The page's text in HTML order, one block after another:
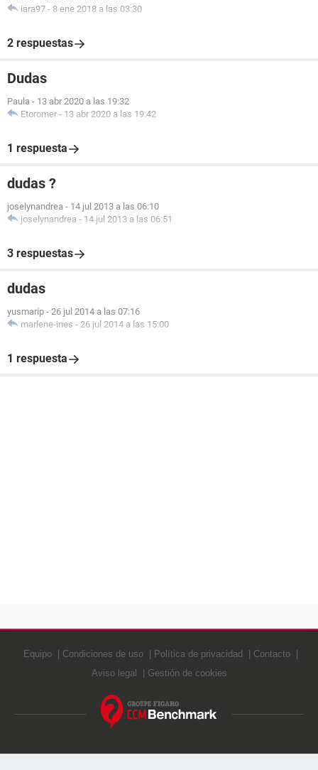
iara97 - 8 ene 2018 a las 03:30
2 respuestas
Dudas
Paula - 13 abr 2020 a las 19:32
Etoromer - 13 abr 2020 a las 19:42
1 respuesta
dudas ?
joselynandrea - 14 jul 2013 a las 06:10
joselynandrea - 14 jul 2013 a las 06:51
3 respuestas
dudas
yusmarip - 26 jul 2014 a las 07:16
marlene-ines - 26 jul 2014 a las 15:00
1 respuesta
Equipo Condiciones de uso Política de privacidad
Contacto
Aviso legal
Gestión de cookies